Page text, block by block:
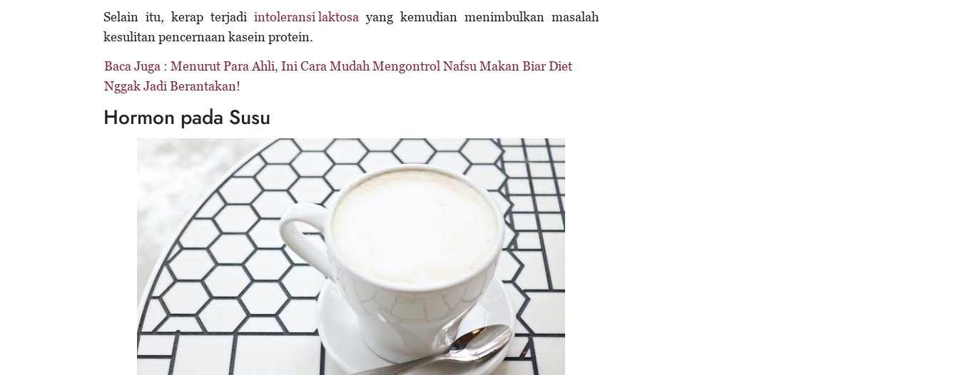
Selain itu, kerap terjadi intoleransi laktosa yang kemudian menimbulkan masalah
kesulitan pencernaan kasein protein.
Baca Juga : Menurut Para Ahli, Ini Cara Mudah Mengontrol Nafsu Makan Biar Diet
Nggak Jadi Berantakan!
Hormon pada Susu